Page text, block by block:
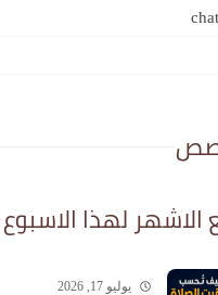
الاشهر لهذا الاسبوع
يوليو 17, 2026